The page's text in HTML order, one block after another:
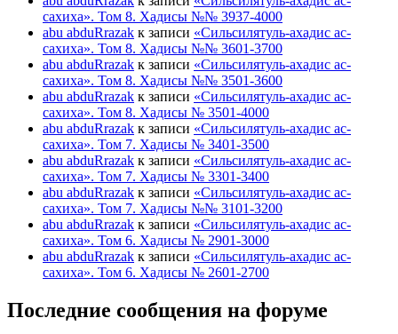
сахиха». Том 8. Хадисы №№ 3937-4000
abu abduRrazak к записи «Сильсилятуль-ахадис ас-
сахиха». Том 8. Хадисы №№ 3601-3700
abu abduRrazak к записи «Сильсилятуль-ахадис ас-
сахиха». Том 8. Хадисы №№ 3501-3600
abu abduRrazak к записи «Сильсилятуль-ахадис ас-
сахиха». Том 8. Хадисы № 3501-4000
abu abduRrazak к записи «Сильсилятуль-ахадис ас-
сахиха». Том 7. Хадисы № 3401-3500
abu abduRrazak к записи «Сильсилятуль-ахадис ас-
сахиха». Том 7. Хадисы № 3301-3400
abu abduRrazak к записи «Сильсилятуль-ахадис ас-
сахиха». Том 7. Хадисы №№ 3101-3200
abu abduRrazak к записи «Сильсилятуль-ахадис ас-
сахиха». Том 6. Хадисы № 2901-3000
abu abduRrazak к записи «Сильсилятуль-ахадис ас-
сахиха». Том 6. Хадисы № 2601-2700
Последние сообщения на форуме